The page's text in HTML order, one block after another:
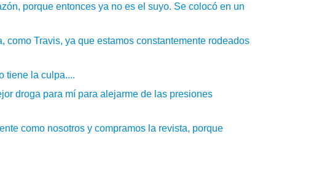
porque entonces ya no es el suyo. Se colocó en un
como Travis, ya que estamos constantemente rodeados
tiene la culpa....
droga para mí para alejarme de las presiones
como nosotros y compramos la revista, porque